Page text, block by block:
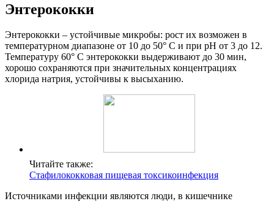
Энтерококки
Энтерококки – устойчивые микробы: рост их возможен в
температурном диапазоне от 10 до 50° С и при рН от 3 до 12.
Температуру 60° С энтерококки выдерживают до 30 мин,
хорошо сохраняются при значительных концентрациях
хлорида натрия, устойчивы к высыханию.
Читайте также:
Стафилококковая пищевая токсикоинфекция
Источниками инфекции являются люди, в кишечнике